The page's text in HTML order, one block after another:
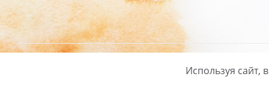
Политика
Используя сайт,